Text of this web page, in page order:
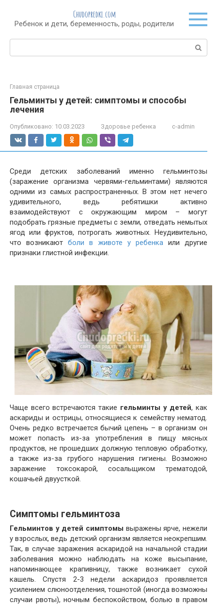
контенту
Chudopredki.com
Ребенок и дети, беременность, роды, родители
Поиск:
Главная страница
Гельминты у детей: симптомы и способы
лечения
Опубликовано: 10.03.2023 Здоровье ребенка c-admin
Среди детских заболеваний именно гельминтозы
(заражение организма червями-гельминтами) являются
одними из самых распространенных. В этом нет нечего
удивительного, ведь ребятишки активно
взаимодействуют с окружающим миром – могут
подобрать грязные предметы с земли, отведать немытых
ягод или фруктов, потрогать животных. Неудивительно,
что возникаютболи в животе у ребенкаили другие
признаки глистной инфекции.
Чаще всего встречаются такие гельминты у детей, как
аскариды и острицы, относящиеся к семейству нематод.
Очень редко встречается бычий цепень – в организм он
может попасть из-за употребления в пищу мясных
продуктов, не прошедших должную тепловую обработку,
а также из-за грубого нарушения гигиены. Возможно
заражение токсокарой, сосальщиком трематодой,
кошачьей двуусткой.
Симптомы гельминтоза
Гельминтов у детей симптомы выражены ярче, нежели
у взрослых, ведь детский организм является неокрепшим.
Так, в случае заражения аскаридой на начальной стадии
заболевания можно наблюдать на коже высыпание,
напоминающее крапивницу, также возникает сухой
кашель. Спустя 2-3 недели аскаридоз проявляется
усилением слюноотделения, тошнотой (иногда возможны
случаи рвоты), ночным беспокойством, болью в правом